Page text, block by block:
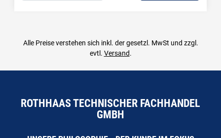
Alle Preise verstehen sich inkl. der gesetzl. MwSt und zzgl.
evtl. Versand.
ROTHHAAS TECHNISCHER FACHHANDEL
GMBH